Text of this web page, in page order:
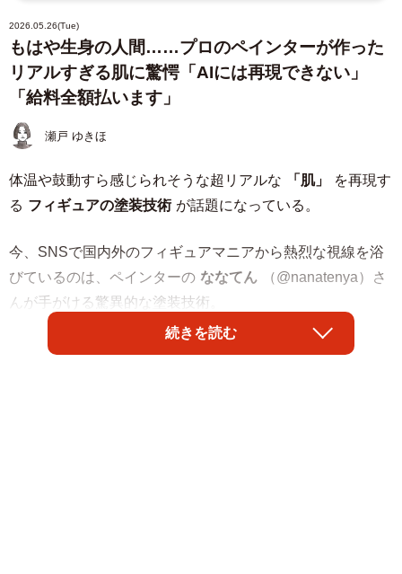
2026.05.26(Tue)
もはや生身の人間……プロのペインターが作った
リアルすぎる肌に驚愕「AIには再現できない」
「給料全額払います」
瀬戸 ゆきほ
体温や鼓動すら感じられそうな超リアルな 「肌」
を再現す
る フィギュアの塗装技術 が話題になっている。
今、SNSで国内外のフィギュアマニアから熱烈な視線を浴
びているのは、ペインターの ななてん
（@nanatenya）さ
んが手がける驚異的な塗装技術。
続きを読む